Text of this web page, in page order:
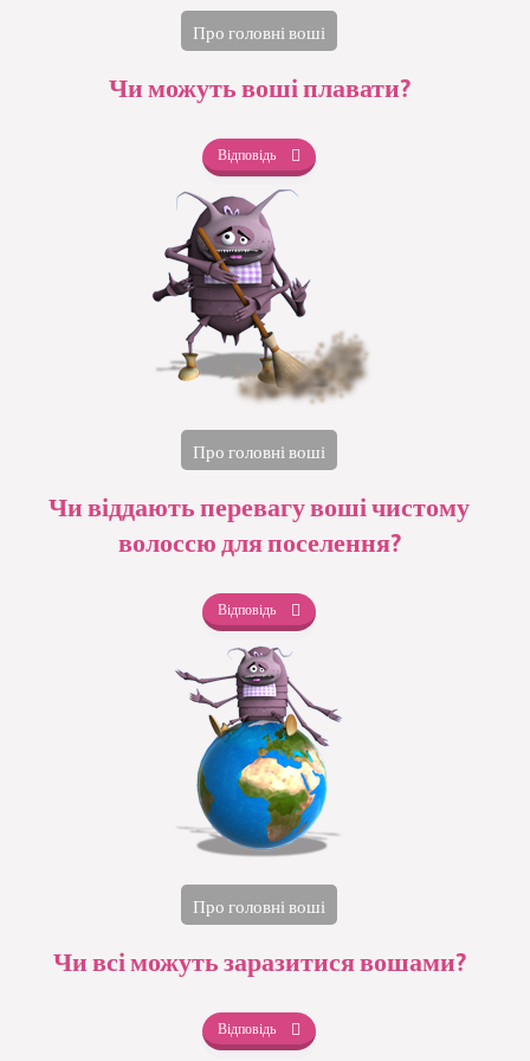
Про головні воші
Чи можуть воші плавати?
Відповідь
Про головні воші
Чи віддають перевагу воші чистому
волоссю для поселення?
Відповідь
Про головні воші
Чи всі можуть заразитися вошами?
Відповідь